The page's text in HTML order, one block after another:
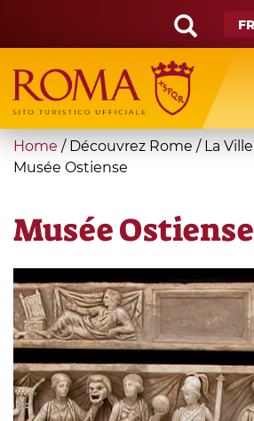
main
content
Search
form
Recherche
You
are
Home / Découvrez Rome / La Ville
Musée Ostiense
Musée Ostiense